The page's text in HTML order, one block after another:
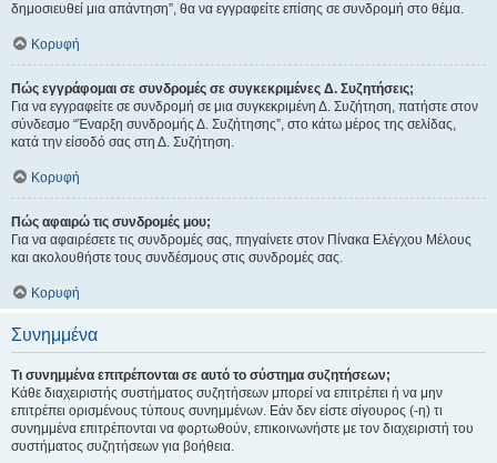
δημοσιευθεί μια απάντηση”, θα να εγγραφείτε επίσης σε συνδρομή στο θέμα.
Κορυφή
Πώς εγγράφομαι σε συνδρομές σε συγκεκριμένες Δ. Συζητήσεις;
Για να εγγραφείτε σε συνδρομή σε μια συγκεκριμένη Δ. Συζήτηση, πατήστε στον
σύνδεσμο “Έναρξη συνδρομής Δ. Συζήτησης”, στο κάτω μέρος της σελίδας,
κατά την είσοδό σας στη Δ. Συζήτηση.
Κορυφή
Πώς αφαιρώ τις συνδρομές μου;
Για να αφαιρέσετε τις συνδρομές σας, πηγαίνετε στον Πίνακα Ελέγχου Μέλους
και ακολουθήστε τους συνδέσμους στις συνδρομές σας.
Κορυφή
Συνημμένα
Τι συνημμένα επιτρέπονται σε αυτό το σύστημα συζητήσεων;
Κάθε διαχειριστής συστήματος συζητήσεων μπορεί να επιτρέπει ή να μην
επιτρέπει ορισμένους τύπους συνημμένων. Εάν δεν είστε σίγουρος (-η) τι
συνημμένα επιτρέπονται να φορτωθούν, επικοινωνήστε με τον διαχειριστή του
συστήματος συζητήσεων για βοήθεια.